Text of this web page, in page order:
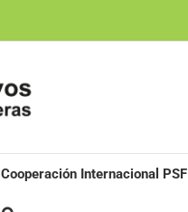
Cooperación Internacional PSF